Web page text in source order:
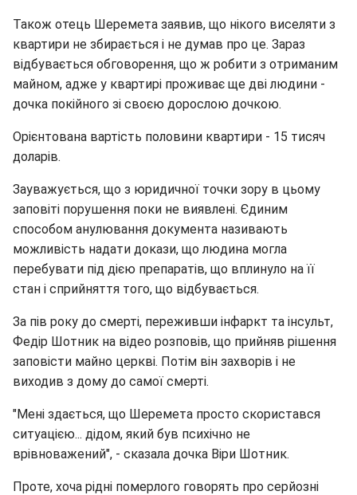
Також отець Шеремета заявив, що нікого виселяти з
квартири не збирається і не думав про це. Зараз
відбувається обговорення, що ж робити з отриманим
майном, адже у квартирі проживає ще дві людини -
дочка покійного зі своєю дорослою дочкою.
Орієнтована вартість половини квартири - 15 тисяч
доларів.
Зауважується, що з юридичної точки зору в цьому
заповіті порушення поки не виявлені. Єдиним
способом анулювання документа називають
можливість надати докази, що людина могла
перебувати під дією препаратів, що вплинуло на її
стан і сприйняття того, що відбувається.
За пів року до смерті, переживши інфаркт та інсульт,
Федір Шотник на відео розповів, що прийняв рішення
заповісти майно церкві. Потім він захворів і не
виходив з дому до самої смерті.
"Мені здається, що Шеремета просто скористався
ситуацією... дідом, який був психічно не
врівноважений", - сказала дочка Віри Шотник.
Проте, хоча рідні померлого говорять про серйозні